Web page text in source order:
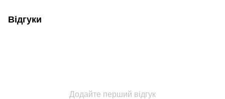
Відгуки
Додайте перший відгук